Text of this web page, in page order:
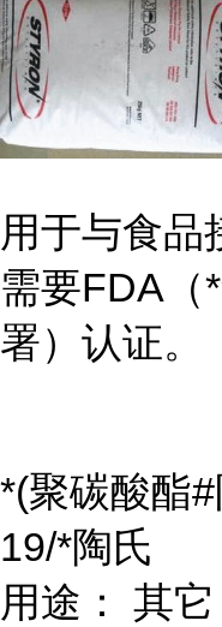
用于与食品
需要FDA（
署）认证。
*(聚碳酸酯
19/*陶氏
用途： 其它